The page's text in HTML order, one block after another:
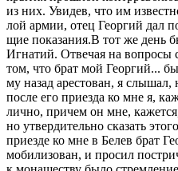
из них. Уви­дев, что им
лой ар­мии, отец Ге­ор­гий дал
щие по­ка­за­ния.В тот же день
Иг­на­тий. От­ве­чая на во­про­сы
том, что брат мой Ге­ор­гий...
му на­зад аре­сто­ван, я
по­сле его при­ез­да ко мне я,
лич­но, при­чем он мне,
но утвер­ди­тель­но ска­зать
при­ез­де ко мне в Белев брат
мо­би­ли­зо­ван, и про­сил